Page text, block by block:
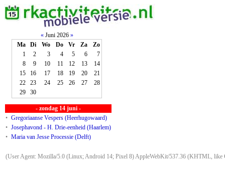
«Juni 2026 »
Ma
Di Wo Do Vr Za
Zo
1
2 3 4 5 6
7
8
9 10 11 12 13
14
15
16 17 18 19 20
21
22
23 24 25 26 27
28
29
30
- zondag 14 juni -
• Gregoriaanse Vespers (Heerhugowaard)
• Josephavond - H. Drie-eenheid (Haarlem)
• Maria van Jesse Processie (Delft)
(User Agent: Mozilla/5.0 (Linux; Android 14; Pixel 8) AppleWebKit/537.36 (KHTML, like